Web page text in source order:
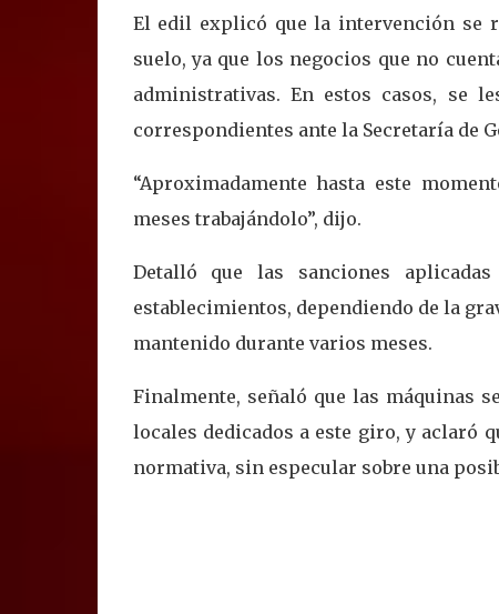
El edil explicó que la intervención se
suelo, ya que los negocios que no
administrativas. En estos casos, se
correspondientes ante la Secretaría de
“Aproximadamente hasta este
meses trabajándolo”, dijo.
Detalló que las sanciones
establecimientos, dependiendo de la
mantenido durante varios meses.
Finalmente, señaló que las máquinas
locales dedicados a este giro, y
normativa, sin especular sobre una